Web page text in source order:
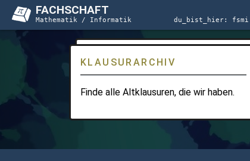
FACHSCHAFT
Mathematik / Informatik du_bist_hier: fsmi
KLAUSURARCHIV
Finde alle Altklausuren, die wir haben.